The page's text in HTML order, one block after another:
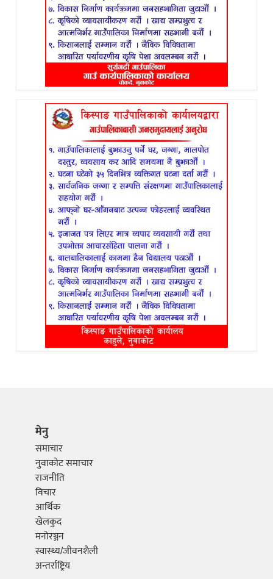
मेनु
समाचार
नुवाकोट समाचार
राजनीति
विचार
आर्थिक
खेलकुद
मनोरञ्जन
स्वास्थ्य/जीवनशैली
अन्तर्राष्ट्रिय